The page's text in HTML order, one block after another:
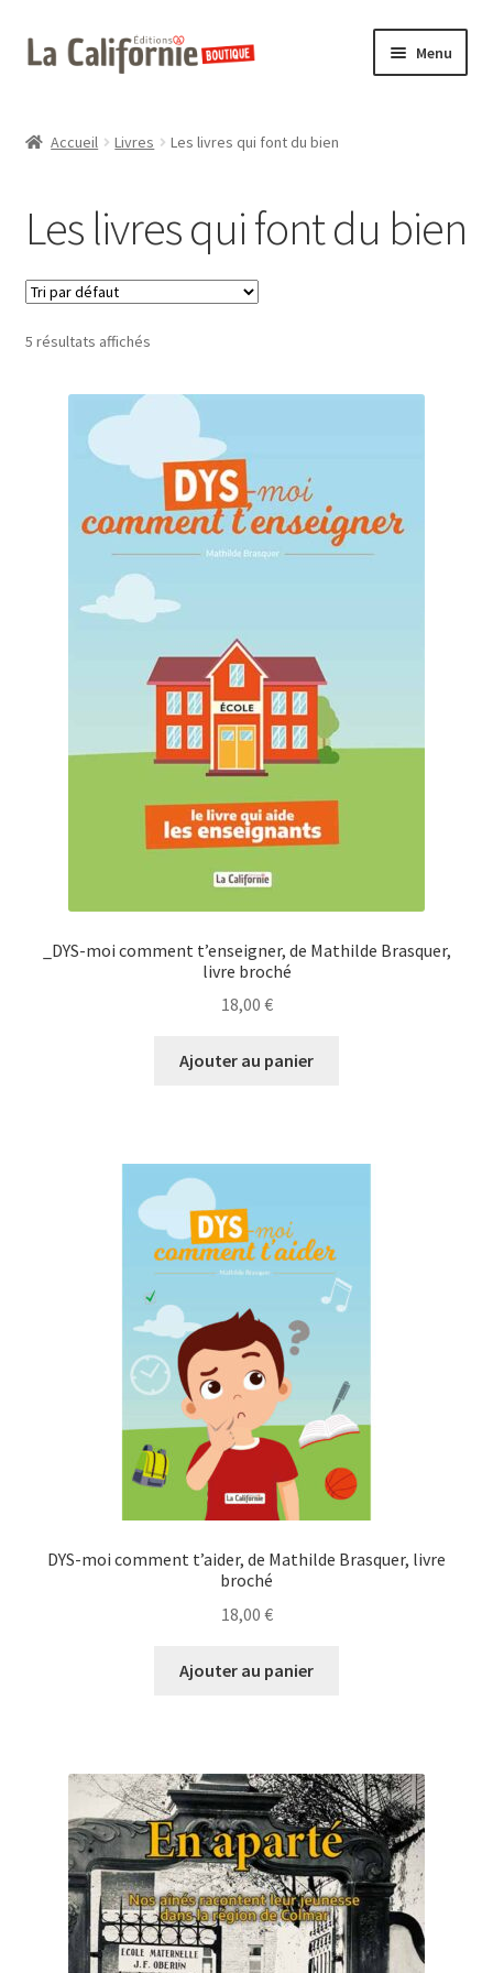
Aller
à
Aller
au
Menu
Foire Aux Questions
Panier
Contactez-nous
La Californie
Accueil Livres Les livres qui font du bien
Les livres qui font du bien
5 résultats affichés
_DYS-moi comment t’enseigner, de Mathilde Brasquer,
livre broché
18,00 €
Ajouter au panier
DYS-moi comment t’aider, de Mathilde Brasquer, livre
broché
18,00 €
Ajouter au panier